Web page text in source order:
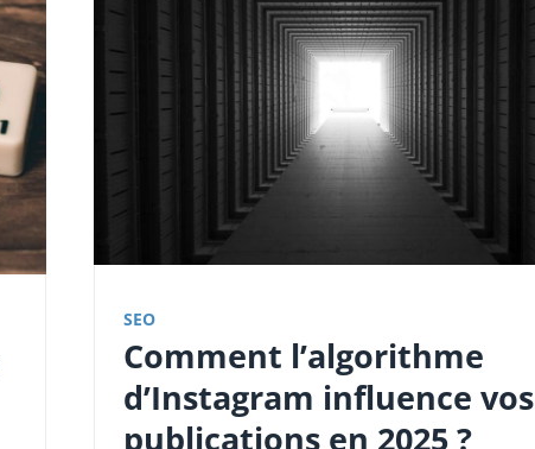
SEO
Comment l’algorithme
d’Instagram influence vos
publications en 2025 ?